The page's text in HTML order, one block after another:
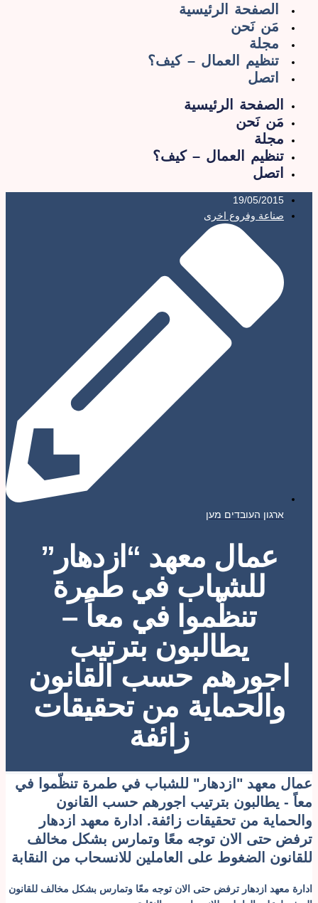
الصفحة الرئيسية
مَن نَحن
مجلة
تنظيم العمال – كيف؟
اتصل
الصفحة الرئيسية
مَن نَحن
مجلة
تنظيم العمال – كيف؟
اتصل
19/05/2015
صناعة وفروع اخرى
ארגון העובדים מען
عمال معهد “ازدهار”
للشباب في طمرة
تنظّموا في معاً –
يطالبون بترتيب
اجورهم حسب القانون
والحماية من تحقيقات
زائفة
عمال معهد "ازدهار" للشباب في طمرة تنظّموا في
معاً - يطالبون بترتيب اجورهم حسب القانون
والحماية من تحقيقات زائفة. ادارة معهد ازدهار
ترفض حتى الان توجه معًا وتمارس بشكل مخالف
للقانون الضغوط على العاملين للانسحاب من النقابة
ادارة معهد ازدهار ترفض حتى الان توجه معًا وتمارس بشكل مخالف للقانون